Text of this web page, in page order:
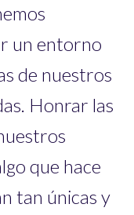
un entorno
de nuestros
Honrar las
que hace
tan únicas y